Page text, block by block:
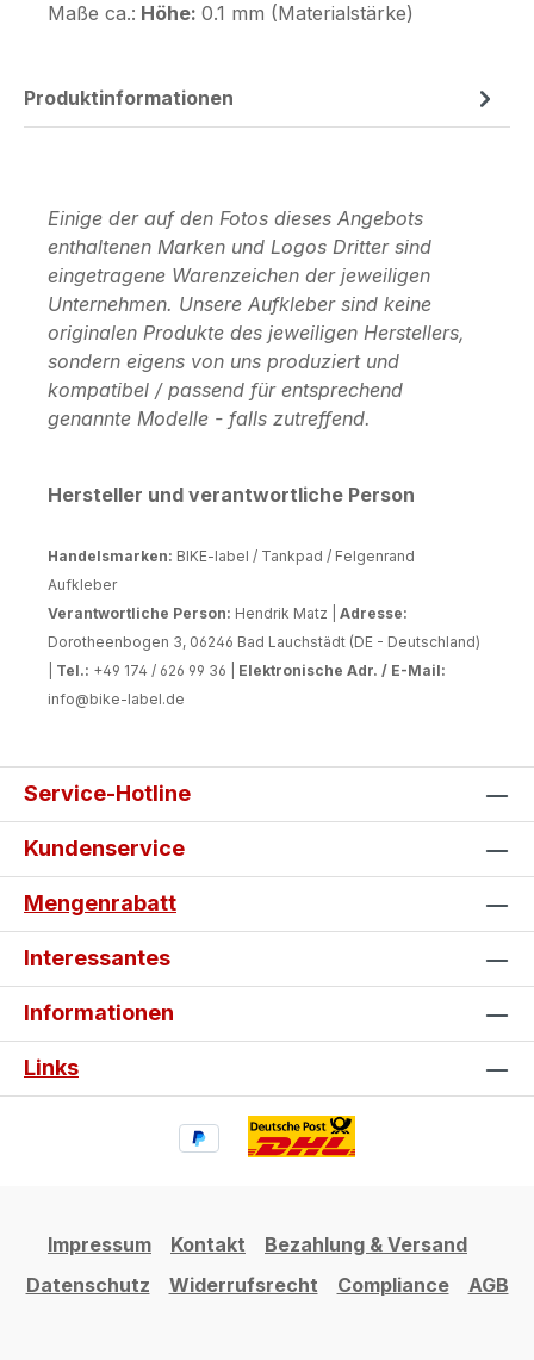
Maße ca.: Höhe: 0.1 mm (Materialstärke)
Produktinformationen
Einige der auf den Fotos dieses Angebots
enthaltenen Marken und Logos Dritter sind
eingetragene Warenzeichen der jeweiligen
Unternehmen. Unsere Aufkleber sind keine
originalen Produkte des jeweiligen Herstellers,
sondern eigens von uns produziert und
kompatibel / passend für entsprechend
genannte Modelle - falls zutreffend.
Hersteller und verantwortliche Person
Handelsmarken: BIKE-label / Tankpad / Felgenrand
Aufkleber
Verantwortliche Person: Hendrik Matz | Adresse:
Dorotheenbogen 3, 06246 Bad Lauchstädt (DE - Deutschland)
Tel.: +49 174 / 626 99 36 | Elektronische Adr. / E-Mail:
info@bike-label.de
Service-Hotline
Kundenservice
Mengenrabatt
Interessantes
Informationen
Links
Impressum Kontakt
Bezahlung & Versand
Datenschutz
Widerrufsrecht Compliance AGB